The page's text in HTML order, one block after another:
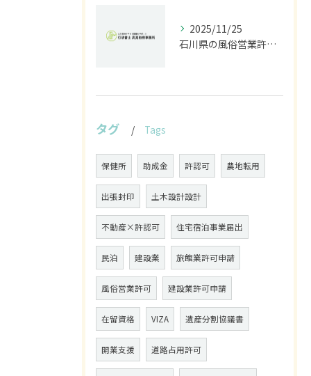
2025/11/25
石川県の風俗営業許可なら行政書士高見裕樹事務所｜金沢・野々市・白山対応｜警察事前相談から図面作成まで
タグ Tags
保健所 助成金 許認可 農地転用
出張封印 土木設計設計
不動産×許認可 住宅宿泊事業届出
民泊 建設業 旅館業許可申請
風俗営業許可 建設業許可申請
在留資格 VIZA 遺産分割協議書
開業支援 道路占用許可